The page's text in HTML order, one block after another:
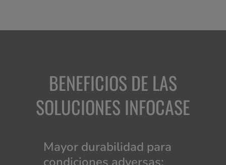
BENEFICIOS DE LAS
SOLUCIONES INFOCASE
Mayor durabilidad para